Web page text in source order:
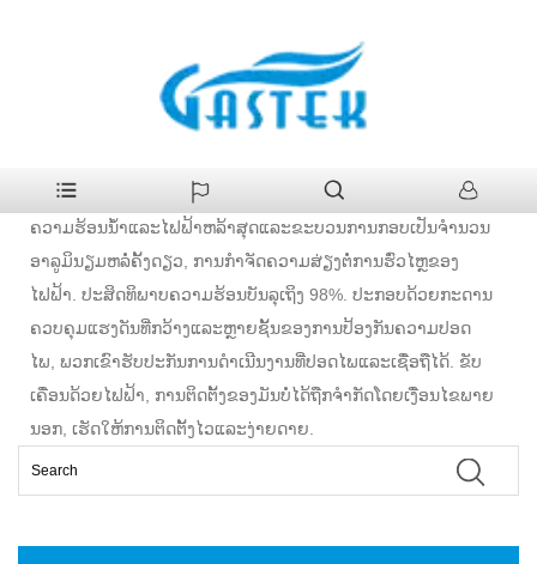
ຫມໍ້ຫຸງຕົ້ມໄຟຟ້າ
ຫມໍ້ຫຸງຕົ້ມໄຟຟ້າຂອງພວກເຮົາຮັບຮອງເອົາເທກໂນໂລຍີການແຍກ
ຄວາມຮ້ອນນ້ໍາແລະໄຟຟ້າຫລ້າສຸດແລະຂະບວນການກອບເປັນຈໍານວນ
ອາລູມິນຽມຫລໍ່ຄັ້ງດຽວ, ການກໍາຈັດຄວາມສ່ຽງຕໍ່ການຮົ່ວໄຫຼຂອງ
ໄຟຟ້າ. ປະສິດທິພາບຄວາມຮ້ອນບັນລຸເຖິງ 98%. ປະກອບດ້ວຍກະດານ
ຄວບຄຸມແຮງດັນທີ່ກວ້າງແລະຫຼາຍຊັ້ນຂອງການປ້ອງກັນຄວາມປອດ
ໄພ, ພວກເຂົາຮັບປະກັນການດໍາເນີນງານທີ່ປອດໄພແລະເຊື່ອຖືໄດ້. ຂັບ
ເຄື່ອນດ້ວຍໄຟຟ້າ, ການຕິດຕັ້ງຂອງມັນບໍ່ໄດ້ຖືກຈໍາກັດໂດຍເງື່ອນໄຂພາຍ
ນອກ, ເຮັດໃຫ້ການຕິດຕັ້ງໄວແລະງ່າຍດາຍ.